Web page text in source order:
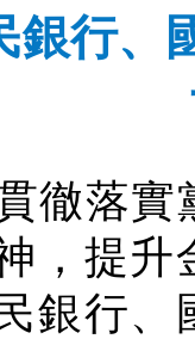
銀行、
徹落實
，提升
銀行